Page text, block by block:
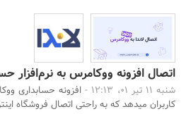
اتصال افزونه ووکامرس به نرم‌افزار
شنبه 11 تیر 01، 12:13 -
افزونه حسابداری
کاربران میدهد که به راحتی اتصال فروشگاه